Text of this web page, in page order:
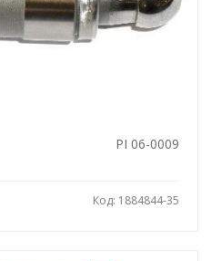
PI 06-0009
Код: 1884844-35